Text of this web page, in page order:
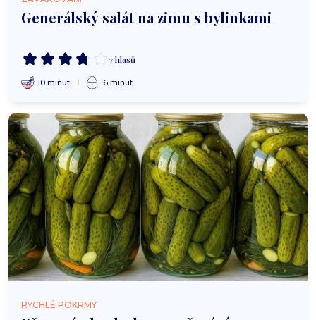
Generálský salát na zimu s bylinkami
7 hlasů
10 minut 6 minut
RYCHLÉ POKRMY